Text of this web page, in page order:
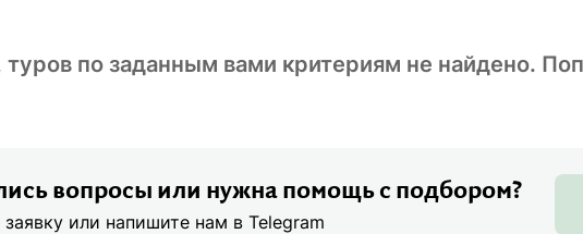
туров по заданным вами критериям не найдено.
вопросы или нужна помощь с подбором?
заявку или напишите нам в Telegram